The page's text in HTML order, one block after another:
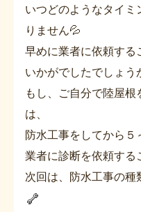
いつどのようなタイ
りません💦
早めに業者に依頼する
いかがでしたでしょう
もし、ご自分で陸屋
は、
防水工事をしてから５
業者に診断を依頼す
次回は、防水工事の